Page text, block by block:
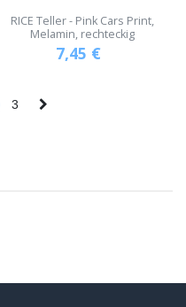
RICE Teller - Pink Cars Print,
Melamin, rechteckig
7,45 €
3